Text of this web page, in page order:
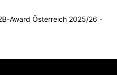
Award Österreich 2025/26 -